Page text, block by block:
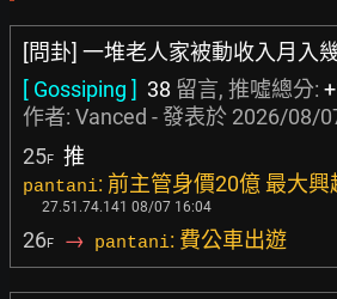
[問卦] 一堆老人家被動收入月入
[ Gossiping ] 38 留言, 推噓總分:
作者: Vanced - 發表於 2026/08/
25F 推
pantani: 前主管身價20億 最大
27.51.74.141 08/07 16:04
26F → pantani: 費公車出遊